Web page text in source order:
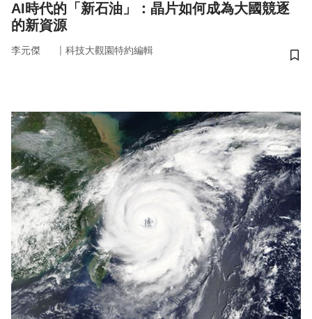
AI時代的「新石油」：晶片如何成為大國競逐
的新資源
李元傑 ｜ 科技大觀園特約編輯
儲